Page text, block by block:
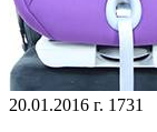
20.01.2016 г. 1731